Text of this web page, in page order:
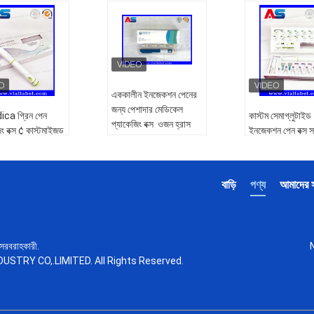
গ্রিন পেন
বক্স ¢ কাস্টমাইজড
40mg
কাস্টম পেপার বক্স
রঙ মুদ্রণ
এককালীন ইনজেকশন পেনের
জন্য পেশাদার মেডিকেল
প্যাকেজিং বক্স ️ ওজন হ্রাস
প্রিন্টিং:
হলোগ্রাম লেজার /
এমবসিং / এন্টি-জাল
কাস্টম সেমাগ্লুটাইড
ইনজেকশন পেন বক্স
প্রিন্টিং লেজার
আমাদের
পণ্য
বাড়ি
CO,.LIMITED. All Rights Reserved.